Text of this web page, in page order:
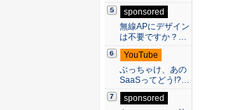
sponsored
無線APにデザイン
は不要ですか？…
YouTube
ぶっちゃけ、あの
SaaSってどう!?…
sponsored